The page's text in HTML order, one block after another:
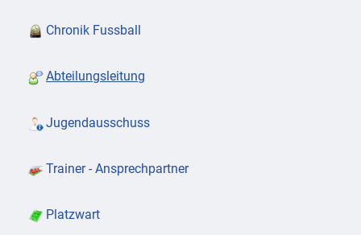
Chronik Fussball
Abteilungsleitung
Jugendausschuss
Trainer - Ansprechpartner
Platzwart